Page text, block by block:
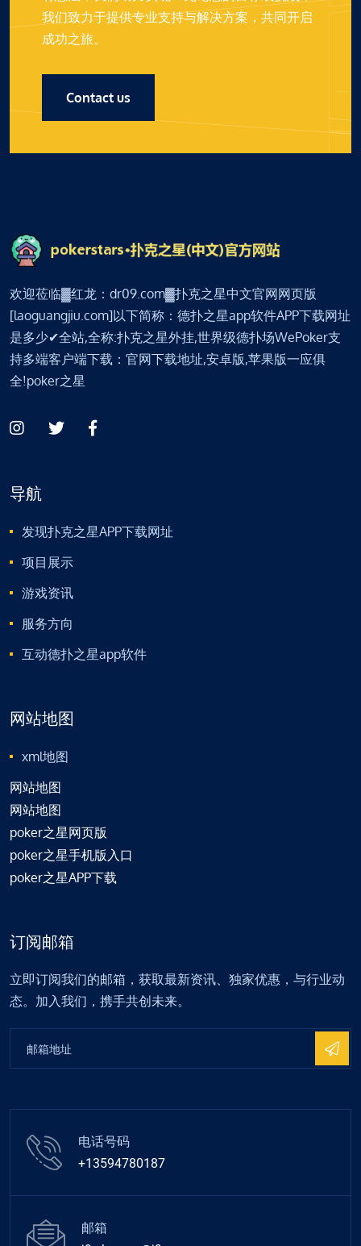
我们致力于提供专业支持与解决方案，共同开启
成功之旅。
Contact us
欢迎莅临▓红龙：dr09.com▓扑克之星中文官网网页版
[laoguangjiu.com]以下简称：德扑之星app软件APP下载网址
是多少✔全站,全称:扑克之星外挂,世界级德扑场WePoker支
持多端客户端下载：官网下载地址,安卓版,苹果版一应俱
全!poker之星
导航
发现扑克之星APP下载网址
项目展示
游戏资讯
服务方向
互动德扑之星app软件
网站地图
xml地图
网站地图
网站地图
poker之星网页版
poker之星手机版入口
poker之星APP下载
订阅邮箱
立即订阅我们的邮箱，获取最新资讯、独家优惠，与行业动
态。加入我们，携手共创未来。
电话号码
+13594780187
邮箱